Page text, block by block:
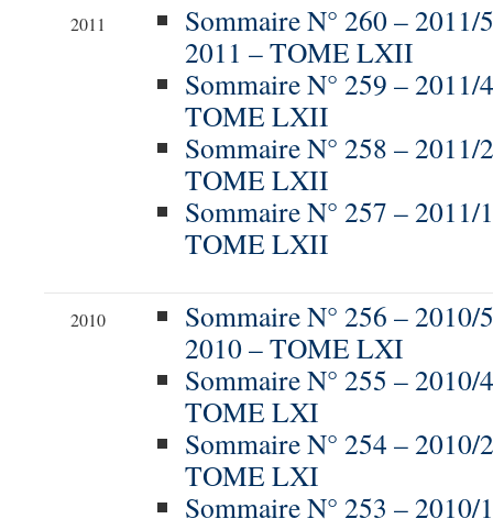
2011
Sommaire N° 260 –
2011 – TOME LXII
Sommaire N° 259 –
TOME LXII
Sommaire N° 258 –
TOME LXII
Sommaire N° 257 –
TOME LXII
2010
Sommaire N° 256 –
2010 – TOME LXI
Sommaire N° 255 –
TOME LXI
Sommaire N° 254 –
TOME LXI
Sommaire N° 253 –